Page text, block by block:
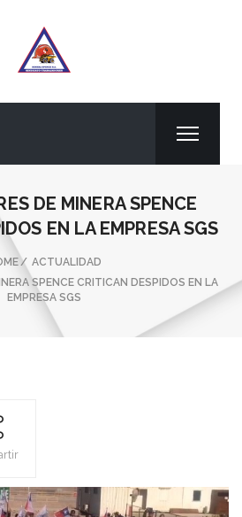
DE MINERA SPENCE
EN LA EMPRESA SGS
ACTUALIDAD
SPENCE CRITICAN DESPIDOS EN LA
EMPRESA SGS